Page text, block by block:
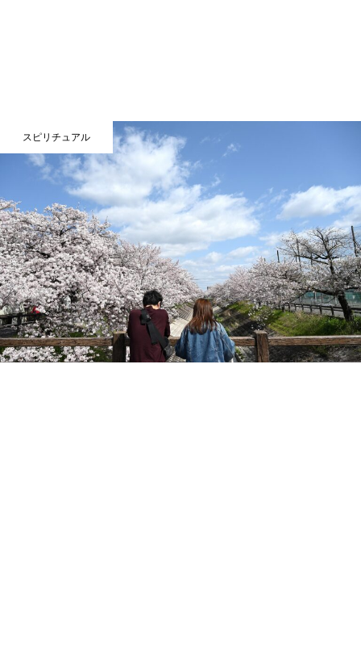
スピリチュアル